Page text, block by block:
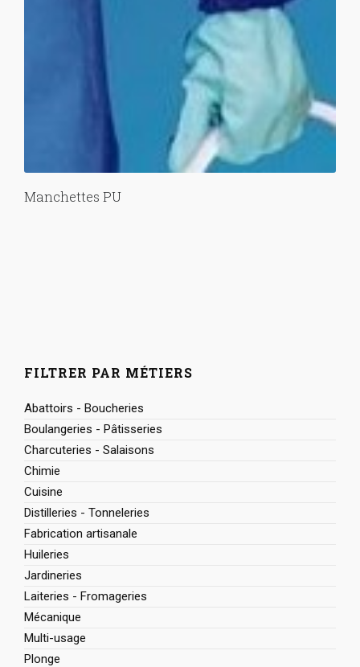
Manchettes PU
FILTRER PAR MÉTIERS
Abattoirs - Boucheries
Boulangeries - Pâtisseries
Charcuteries - Salaisons
Chimie
Cuisine
Distilleries - Tonneleries
Fabrication artisanale
Huileries
Jardineries
Laiteries - Fromageries
Mécanique
Multi-usage
Plonge